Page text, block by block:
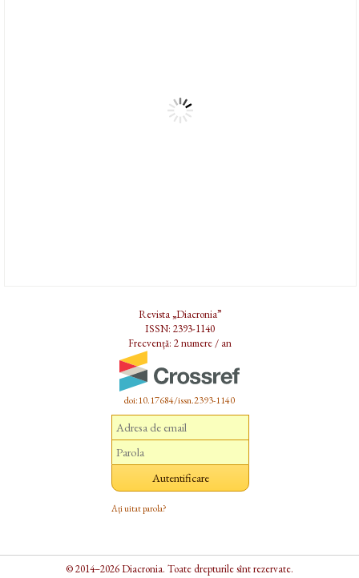
Revista „Diacronia”
ISSN: 2393-1140
Frecvență: 2 numere / an
doi:10.17684/issn.2393-1140
Ați uitat parola?
© 2014–2026 Diacronia. Toate drepturile sînt rezervate.